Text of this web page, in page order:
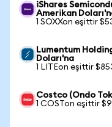
iShares
Amerikan
1 SOXXon eşittir
Lumentum
Doları'na
1 LITEon eşittir
Costco (Ondo
1 COSTon eşittir